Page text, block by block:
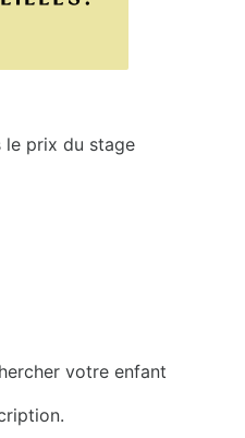
prix du stage
votre enfant